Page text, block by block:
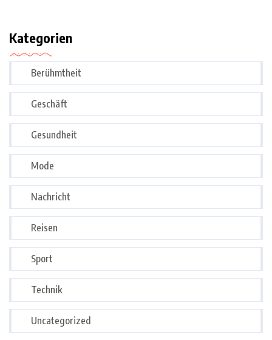
Kategorien
Berühmtheit
Geschäft
Gesundheit
Mode
Nachricht
Reisen
Sport
Technik
Uncategorized